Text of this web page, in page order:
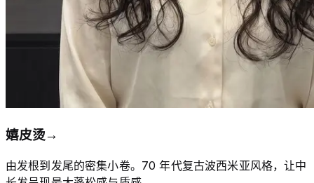
嬉皮烫→
由发根到发尾的密集小卷。70 年代复古波西米亚风格，让中